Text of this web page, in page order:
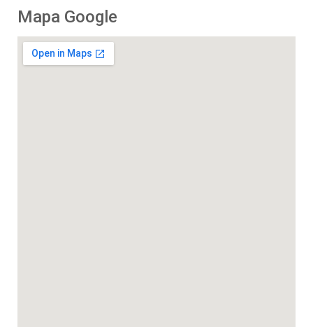
Mapa Google